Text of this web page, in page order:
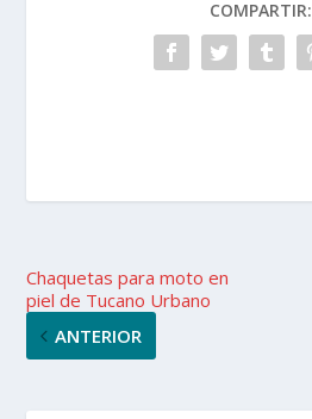
COMPARTIR:
Chaquetas para moto en
piel de Tucano Urbano
ANTERIOR